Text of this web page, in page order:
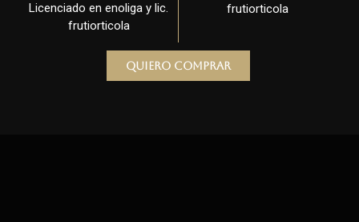
Licenciado en enoliga y lic.
frutiorticola
frutiorticola
Quiero comprar